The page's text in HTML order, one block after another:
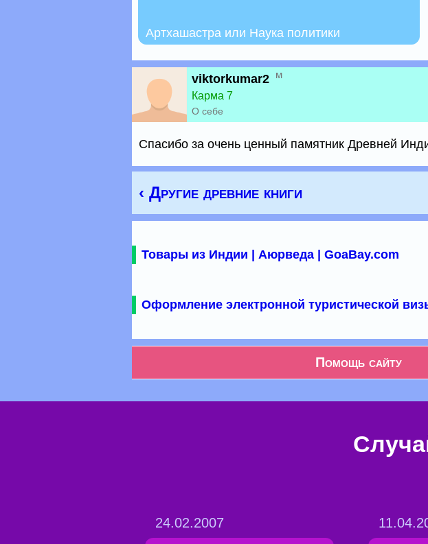
Артхашастра или Наука политики
viktorkumar2 м
Карма 7
О себе
Спасибо за очень ценный памятник Древней
‹ Другие древние книги
Товары из Индии | Аюрведа | GoaBay.com
Оформление электронной туристической
Помощь сайту
24.02.2007